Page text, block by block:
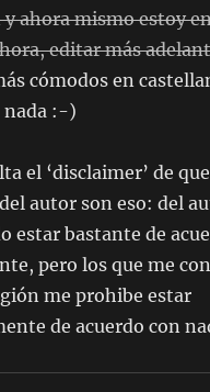
ahora mismo estoy
editar más
cómodos en
nada :-)
el ‘disclaimer’ de
autor son eso: del
estar bastante de
pero los que me
me prohibe estar
de acuerdo con